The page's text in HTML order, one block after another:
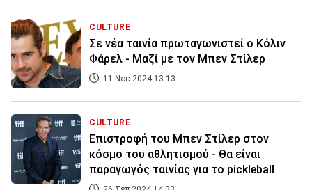
CULTURE
Σε νέα ταινία πρωταγωνιστεί ο Κόλιν
Φάρελ - Μαζί με τον Μπεν Στίλερ
11 Νοε 2024 13:13
CULTURE
Επιστροφή του Μπεν Στίλερ στον
κόσμο του αθλητισμού - Θα είναι
παραγωγός ταινίας για το pickleball